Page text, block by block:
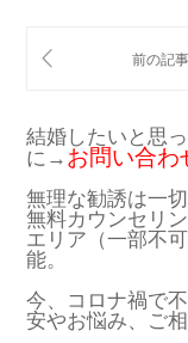
結婚したいと思
に→ お問い合わ
無理な勧誘は一
無料カウンセリ
エリア（一部不
能。
今、コロナ禍で
安やお悩み、ご